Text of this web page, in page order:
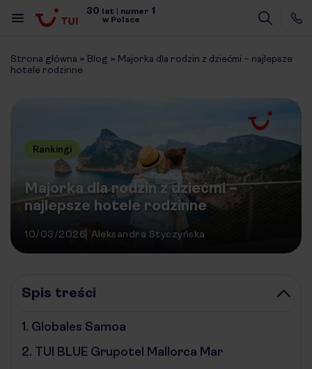
30 lat | numer 1
w Polsce
Strona główna » Blog » Majorka dla rodzin z dziećmi – najlepsze
hotele rodzinne
Rankingi
Majorka dla rodzin z dziećmi –
najlepsze hotele rodzinne
10/03/2026 Aleksandra Styczyńska
Spis treści
1. Globales Samoa
2. TUI BLUE Grupotel Mallorca Mar